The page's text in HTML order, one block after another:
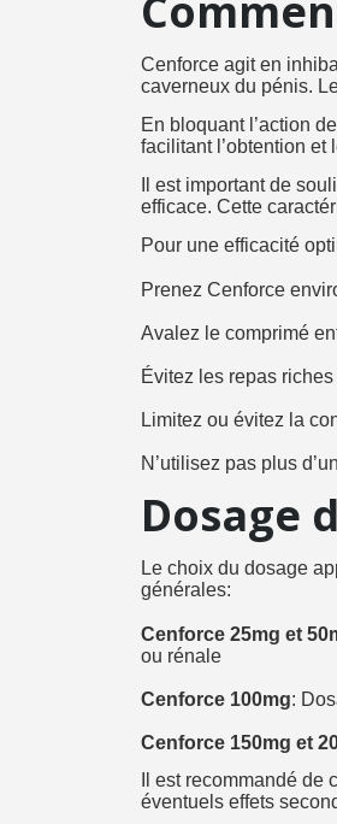
Cenforce agit en
caverneux du pénis.
En bloquant l’action
facilitant l’obtention et
Il est important de
efficace. Cette
Pour une efficacité
Prenez Cenforce
Avalez le comprimé
Évitez les repas
Limitez ou évitez la
N’utilisez pas plus
Dosage
Le choix du dosage
générales:
Cenforce 25mg et
ou rénale
Cenforce 100mg:
Cenforce 150mg et
Il est recommandé
éventuels effets